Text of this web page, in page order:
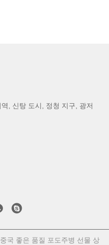
, 신탕 도시, 정청 지구, 광저
국 좋은 품질 포도주병 선물 상